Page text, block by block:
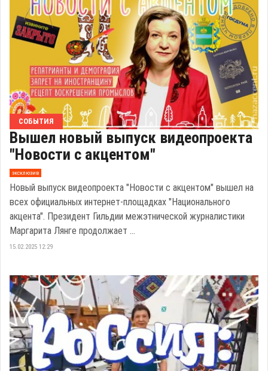
СОБЫТИЯ
Вышел новый выпуск видеопроекта
"Новости с акцентом"
эксклюзив
Новый выпуск видеопроекта "Новости с акцентом" вышел на
всех официальных интернет-площадках "Национального
акцента". Президент Гильдии межэтнической журналистики
Маргарита Лянге продолжает ...
15.02.2025 12:29